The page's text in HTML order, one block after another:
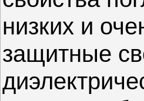
низких и
защитные